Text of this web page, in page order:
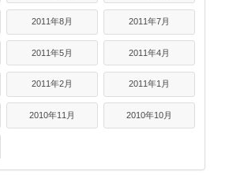
2011年8月 2011年7月
2011年5月 2011年4月
2011年2月 2011年1月
2010年11月 2010年10月